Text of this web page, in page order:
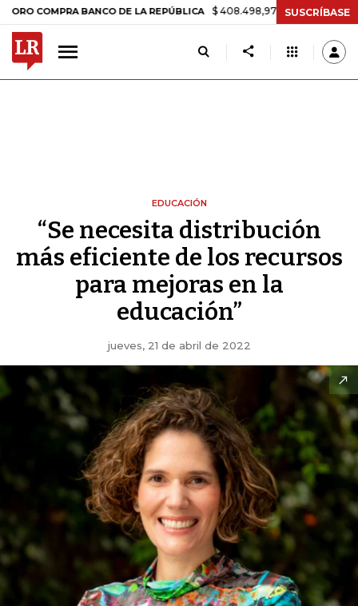
BANCO DE LA REPÚBLICA $ 408.498,97 +$ 8.753,81 +2,19%
SUSCRÍBASE
EDUCACIÓN
“Se necesita distribución
más eficiente de los recursos
para mejoras en la
educación”
jueves, 21 de abril de 2022